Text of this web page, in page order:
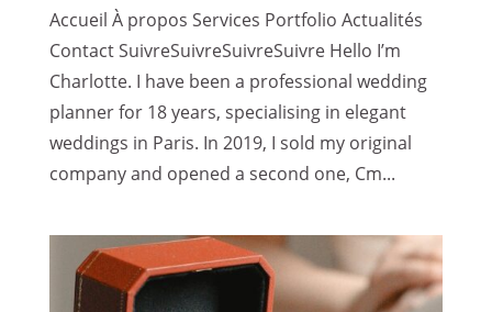
Accueil À propos Services Portfolio Actualités
Contact SuivreSuivreSuivreSuivre Hello I’m
Charlotte. I have been a professional wedding
planner for 18 years, specialising in elegant
weddings in Paris. In 2019, I sold my original
company and opened a second one, Cm...